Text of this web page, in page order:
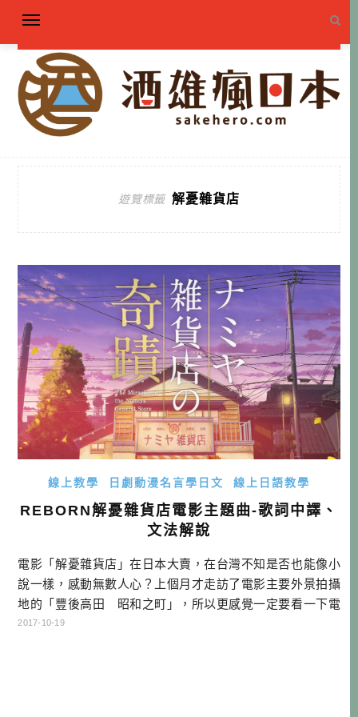
遊覽標籤 解憂雜貨店
線上教學 日劇動漫名言學日文 線上日語教學
REBORN解憂雜貨店電影主題曲-歌詞中譯、
文法解說
電影「解憂雜貨店」在日本大賣，在台灣不知是否也能像小
說一樣，感動無數人心？上個月才走訪了電影主要外景拍攝
地的「豐後高田 昭和之町」，所以更感覺一定要看一下電
影才行，便火速去看了。本篇沒有要劇透的意思，只給個簡
2017-10-19